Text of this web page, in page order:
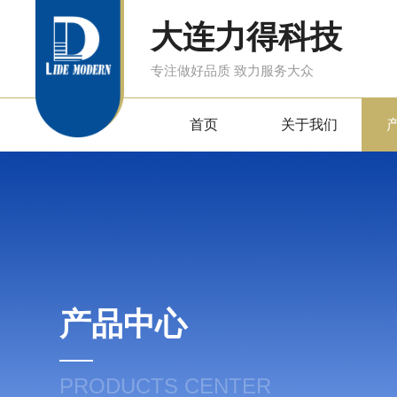
大连力得科技
专注做好品质 致力服务大众
首页 关于我们
产品中心
PRODUCTS CENTER